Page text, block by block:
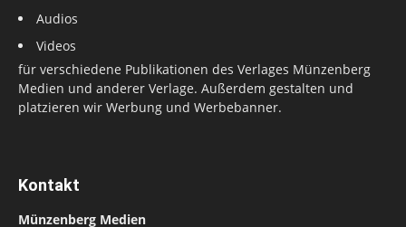
Audios
Videos
für verschiedene Publikationen des Verlages Münzenberg
Medien und anderer Verlage. Außerdem gestalten und
platzieren wir Werbung und Werbebanner.
Kontakt
Münzenberg Medien